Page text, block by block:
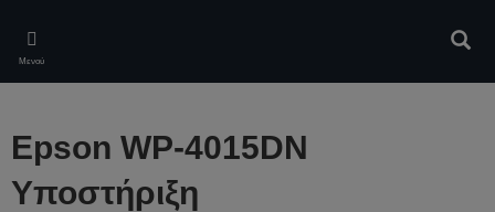
main
content
Μενού
Epson WP-4015DN
Υποστήριξη